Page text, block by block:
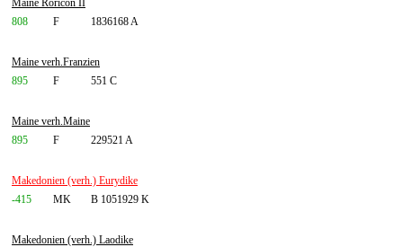
Maine Roricon II
808
F 1836168 A
Maine verh.Franzien
895
F 551 C
Maine verh.Maine
895
F 229521 A
Makedonien (verh.) Eurydike
-415
MK B 1051929 K
Makedonien (verh.) Laodike